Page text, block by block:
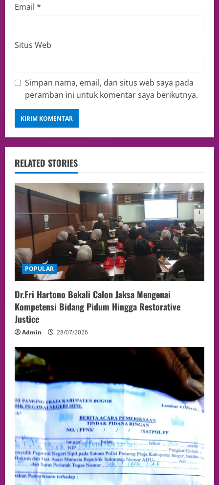
Email *
Situs Web
Simpan nama, email, dan situs web saya pada
peramban ini untuk komentar saya berikutnya.
RELATED STORIES
POPULAR
Dr.Fri Hartono Bekali Calon Jaksa Mengenai
Kompetensi Bidang Pidum Hingga Restorative
Justice
Admin 28/07/2026